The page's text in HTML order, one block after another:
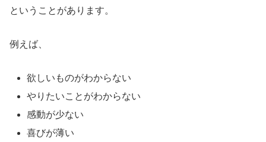
ということがあります。
例えば、
欲しいものがわからない
やりたいことがわからない
感動が少ない
喜びが薄い